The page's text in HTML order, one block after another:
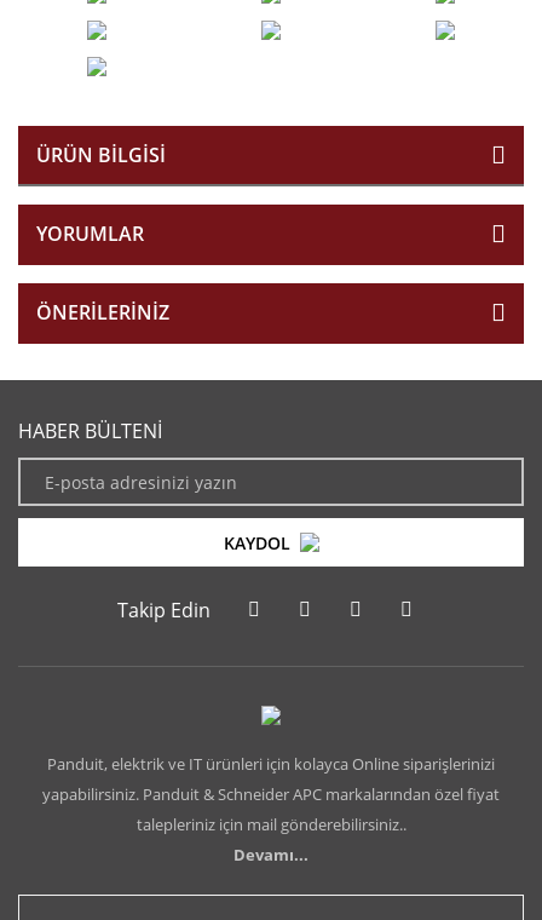
ÜRÜN BILGISI
YORUMLAR
ÖNERILERINIZ
HABER BÜLTENİ
KAYDOL
Takip Edin
Panduit, elektrik ve IT ürünleri için kolayca Online siparişlerinizi
yapabilirsiniz. Panduit & Schneider APC markalarından özel fiyat
talepleriniz için mail gönderebilirsiniz..
Devamı...